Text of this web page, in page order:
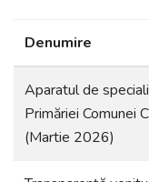
Denumire
Aparatul de
Primăriei Comunei
(Martie 2026)